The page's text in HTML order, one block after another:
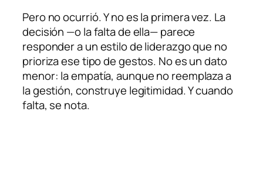
Pero no ocurrió. Y no es la primera vez. La
decisión —o la falta de ella— parece
responder a un estilo de liderazgo que no
prioriza ese tipo de gestos. No es un dato
menor: la empatía, aunque no reemplaza a
la gestión, construye legitimidad. Y cuando
falta, se nota.